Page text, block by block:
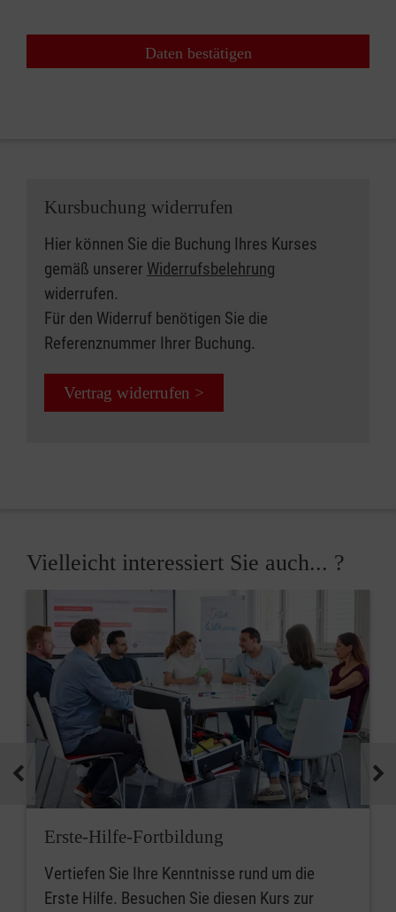
Daten bestätigen
Kursbuchung widerrufen
Hier können Sie die Buchung Ihres Kurses
gemäß unserer Widerrufsbelehrung
widerrufen.
Für den Widerruf benötigen Sie die
Referenznummer Ihrer Buchung.
Vertrag widerrufen >
Vielleicht interessiert Sie auch... ?
Erste-Hilfe-Fortbildung
Vertiefen Sie Ihre Kenntnisse rund um die
Erste Hilfe. Besuchen Sie diesen Kurs zur